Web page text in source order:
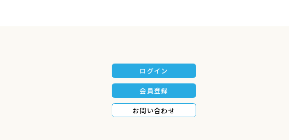
ログイン
会員登録
お問い合わせ